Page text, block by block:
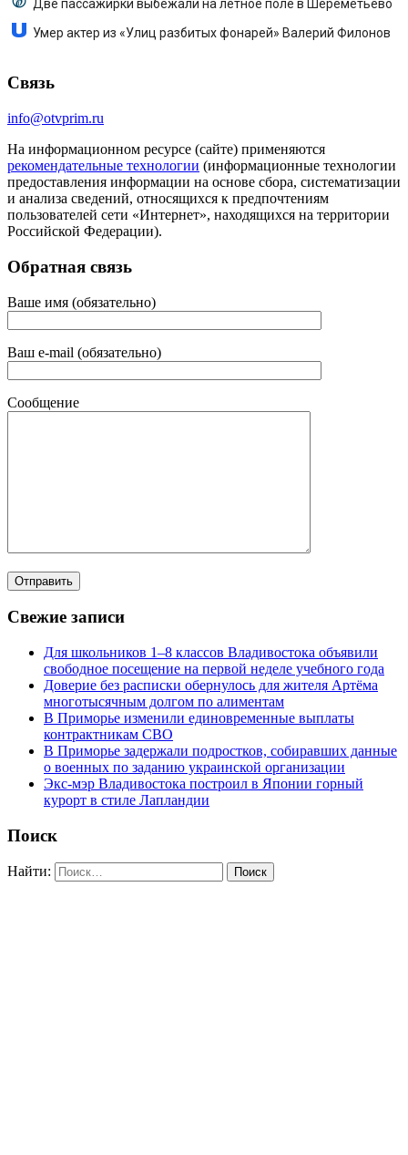
Две пассажирки выбежали на летное поле в Шереметьево
Умер актер из «Улиц разбитых фонарей» Валерий Филонов
Связь
info@otvprim.ru
На информационном ресурсе (сайте) применяются
рекомендательные технологии (информационные технологии
предоставления информации на основе сбора, систематизации
и анализа сведений, относящихся к предпочтениям
пользователей сети «Интернет», находящихся на территории
Российской Федерации).
Обратная связь
Ваше имя (обязательно)
Ваш e-mail (обязательно)
Сообщение
Свежие записи
Для школьников 1–8 классов Владивостока объявили
свободное посещение на первой неделе учебного года
Доверие без расписки обернулось для жителя Артёма
многотысячным долгом по алиментам
В Приморье изменили единовременные выплаты
контрактникам СВО
В Приморье задержали подростков, собиравших данные
о военных по заданию украинской организации
Экс-мэр Владивостока построил в Японии горный
курорт в стиле Лапландии
Поиск
Найти: